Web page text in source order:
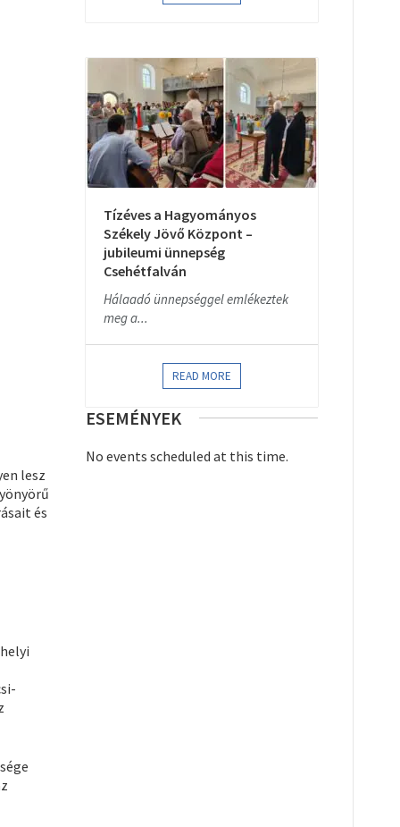
lesz
és
Tízéves a Hagyományos
Székely Jövő Központ –
jubileumi ünnepség
Csehétfalván
Hálaadó ünnepséggel emlékeztek
meg a...
READ MORE
ESEMÉNYEK
No events scheduled at this time.